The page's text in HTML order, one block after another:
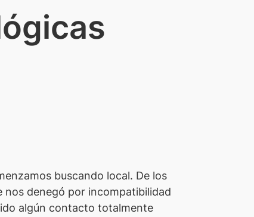
buscando local. De los
nos denegó por incompatibilidad
algún contacto totalmente